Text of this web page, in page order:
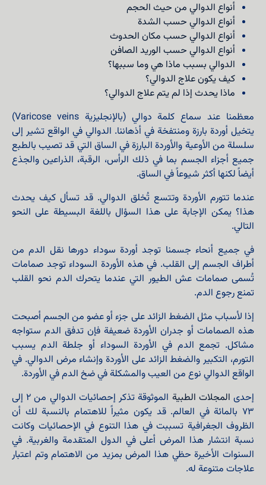
أنواع الدوالي من حيث الحجم
أنواع الدوالي حسب الشدة
أنواع الدوالي حسب مكان الحدوث
أنواع الدوالي حسب الوريد الصافن
الدوالي بسبب ماذا هي وما سببها؟
كيف يكون علاج الدوالي؟
ماذا يحدث إذا لم يتم علاج الدوالي؟
معظمنا عند سماع كلمة دوالي (بالإنجليزية Varicose veins)
يتخيل أوردة بارزة ومنتفخة في أذهاننا. الدوالي في الواقع تشير إلى
سلسلة من الأوعية والأوردة البارزة في الساق التي قد تصيب بالطبع
جميع أجزاء الجسم بما في ذلك الرأس، الرقبة، الذراعين والجذع
أيضاً لكنها أكثر شيوعاً في الساق.
عندما تتورم الأوردة وتتسع تُخلق الدوالي. قد تسأل كيف يحدث
هذا؟ يمكن الإجابة على هذا السؤال باللغة البسيطة على النحو
التالي.
في جميع أنحاء جسمنا توجد أوردة سوداء دورها نقل الدم من
أطراف الجسم إلى القلب. في هذه الأوردة السوداء توجد صمامات
تُسمى صمامات عش الطيور التي عندما يتحرك الدم نحو القلب
تمنع رجوع الدم.
إذا لأسباب مثل الضغط الزائد على جزء أو عضو من الجسم أصبحت
هذه الصمامات أو جدران الأوردة ضعيفة فإن تدفق الدم ستواجه
مشاكل. تجمع الدم في الأوردة السوداء أو جلطة الدم يسبب
التورم، التكبير والضغط الزائد على الأوردة وإنشاء مرض الدوالي. في
الواقع الدوالي نوع من العيب والمشكلة في ضخ الدم في الأوردة.
إحدى المجلات الطبية
الموثوقة تذكر إحصائيات الدوالي من 2 إلى
73 بالمائة في العالم. قد يكون مثيراً للاهتمام بالنسبة لك أن
الظروف الجغرافية تسببت في هذا التنوع في الإحصائيات وكانت
نسبة انتشار هذا المرض أعلى في الدول المتقدمة والغربية. في
السنوات الأخيرة حظي هذا المرض بمزيد من الاهتمام وتم اعتبار
علاجات متنوعة له.